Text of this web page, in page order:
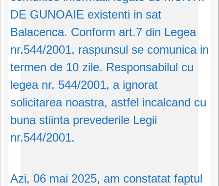
DE GUNOAIE existenti in sat
Balacenca. Conform art.7 din Legea
nr.544/2001, raspunsul se comunica in
termen de 10 zile. Responsabilul cu
legea nr. 544/2001, a ignorat
solicitarea noastra, astfel incalcand cu
buna stiinta prevederile Legii
nr.544/2001.
Azi, 06 mai 2025, am constatat faptul